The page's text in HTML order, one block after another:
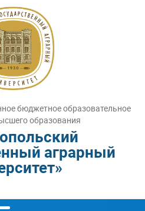
бюджетное образовательное
образования
аграрный